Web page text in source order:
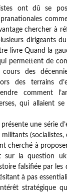
ont dû se
chercher à
dirigeants
livre Quand la
permettent de
des
des terrains
comment
qui allaient
une série
cherché à
sur la question
falsifiée par les
à pas
stratégique